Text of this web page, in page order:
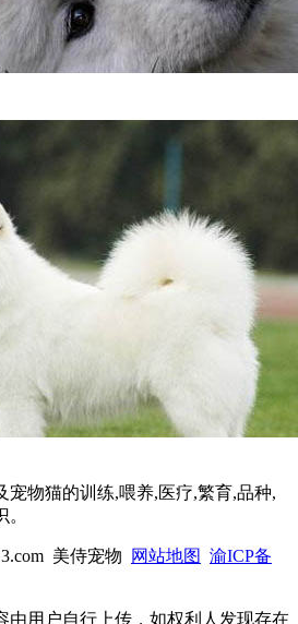
宠物猫的训练,喂养,医疗,繁育,品种,
美侍宠物 网站地图 渝ICP备
由用户自行上传，如权利人发现存在